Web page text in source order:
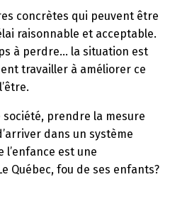
concrètes qui peuvent être
raisonnable et acceptable.
à perdre… la situation est
travailler à améliorer ce
société, prendre la mesure
dans un système
est une
Québec, fou de ses enfants?